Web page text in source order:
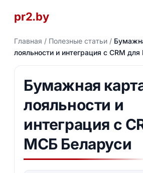
pr2.by
Главная / Полезные статьи/
лояльности и интеграция с CRM
Бумажная
лояльности и
интеграция с
МСБ Беларуси